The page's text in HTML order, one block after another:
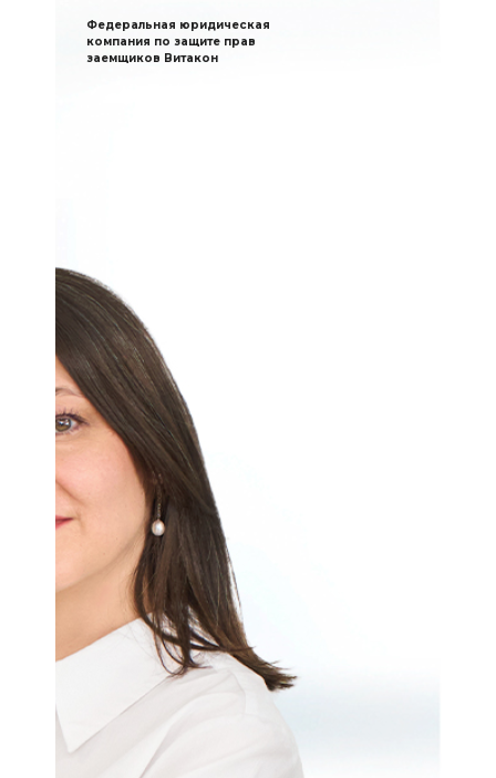
Федеральная юридическая
компания по защите прав
заемщиков Витакон